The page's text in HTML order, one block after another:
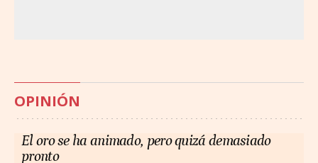
OPINIÓN
El oro se ha animado, pero quizá demasiado
pronto